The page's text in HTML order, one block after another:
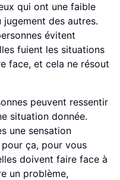
qui ont une faible
des autres.
évitent
fuient les situations
face, et cela ne résout
peuvent ressentir
situation donnée.
une sensation
ça, pour vous
doivent faire face à
un problème,